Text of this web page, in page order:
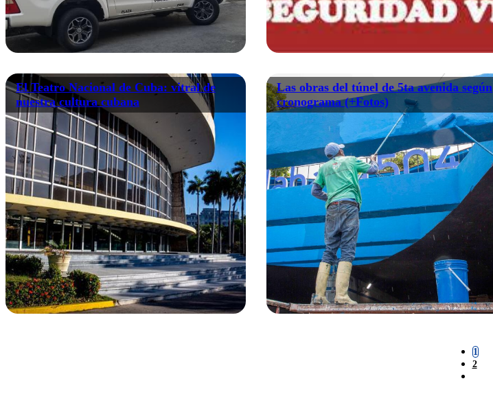
El Teatro Nacional de Cuba: vitral de
nuestra cultura cubana
Las obras del túnel de 5ta avenida según
cronograma (+Fotos)
1
2